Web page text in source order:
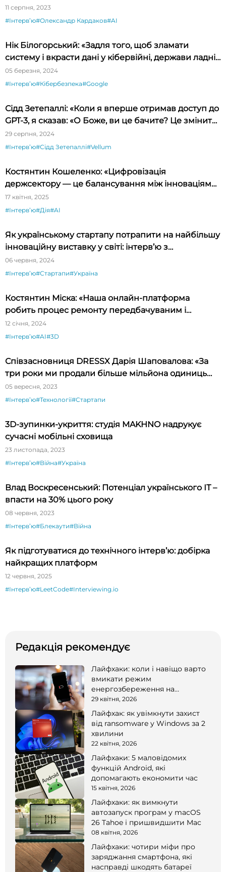
11 серпня, 2023
#Інтервʼю#Олександр Кардаков#AI
Нік Білогорський: «Задля того, щоб зламати
систему і вкрасти дані у кібервійні, держави ладні
платити за zero-day exploit мільйони доларів»
05 березня, 2024
#Інтервʼю#Кібербезпека#Google
Сідд Зетепаллі: «Коли я вперше отримав доступ до
GPT-3, я сказав: «О Боже, ви це бачите? Це змінить
світ!»
29 серпня, 2024
#Інтервʼю#Сідд Зетепаллі#Vellum
Костянтин Кошеленко: «Цифровізація
держсектору — це балансування між інноваціями,
бюрократією та форс-мажорами»
17 квітня, 2025
#Інтервʼю#Дія#AI
Як українському стартапу потрапити на найбільшу
інноваційну виставку у світі: інтерв’ю з
президентом CES Гері Шапіро
06 червня, 2024
#Інтервʼю#Стартапи#Україна
Костянтин Міска: «Наша онлайн-платформа
робить процес ремонту передбачуваним і
простим»
12 січня, 2024
#Інтервʼю#AI#3D
Співзасновниця DRESSX Дарія Шаповалова: «За
три роки ми продали більше мільйона одиниць
цифрового одягу»
05 вересня, 2023
#Інтервʼю#Технології#Стартапи
3D-зупинки-укриття: студія MAKHNO надрукує
сучасні мобільні сховища
23 листопада, 2023
#Інтервʼю#Війна#Україна
Влад Воскресенський: Потенціал українського ІТ –
впасти на 30% цього року
08 червня, 2023
#Інтервʼю#Блекаути#Війна
Як підготуватися до технічного інтерв’ю: добірка
найкращих платформ
12 червня, 2025
#Інтервʼю#LeetCode#Interviewing.io
Редакція рекомендує
Лайфхаки: коли і навіщо варто
вмикати режим
енергозбереження на
смартфоні
29 квітня, 2026
Лайфхак: як увімкнути захист
від ransomware у Windows за 2
хвилини
22 квітня, 2026
Лайфхаки: 5 маловідомих
функцій Android, які
допомагають економити час
15 квітня, 2026
Лайфхаки: як вимкнути
автозапуск програм у macOS
26 Tahoe і пришвидшити Mac
08 квітня, 2026
Лайфхаки: чотири міфи про
заряджання смартфона, які
насправді шкодять батареї